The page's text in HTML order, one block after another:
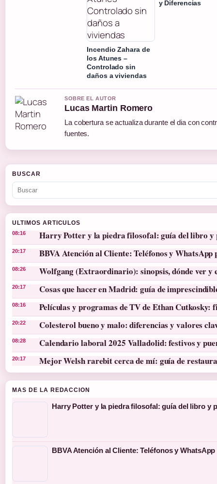
Incendio Zahara de
los Atunes –
Controlado sin
daños a viviendas
y Diferencias
SOBRE EL AUTOR
Lucas Martin Romero
La cobertura se actualiza durante el dia con
fuentes.
BUSCAR
ULTIMOS ARTICULOS
08:16 Harry Potter y la piedra filosofal: guía del libro y
20:17 BBVA Atención al Cliente: Teléfonos y WhatsApp
08:26 Wolfgang (Extraordinario): sinopsis, dónde ver y
20:17 Cosas que hacer en Madrid: guía de
08:16 Películas y programas de TV de Ethan
20:22 Colesterol bueno y malo: diferencias y valores
08:28 Calendario laboral 2025 Valladolid: festivos y
20:17 Mejor Welsh rarebit cerca de mí: guía de
MAS DE LA REDACCION
Harry Potter y la piedra filosofal: guía del libro y
BBVA Atención al Cliente: Teléfonos y